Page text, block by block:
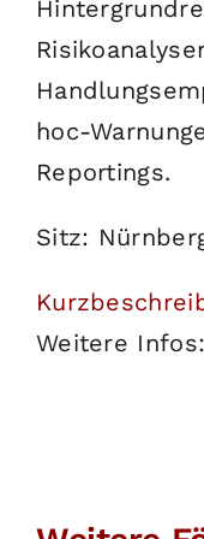
hoc-
Reportings.
Sitz:
Weitere Infos: